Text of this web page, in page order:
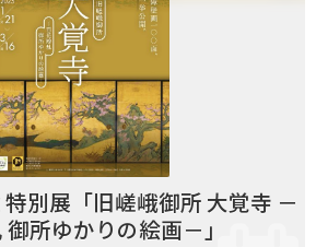
別展「旧嵯峨御所 大覚寺 －
所ゆかりの絵画－」